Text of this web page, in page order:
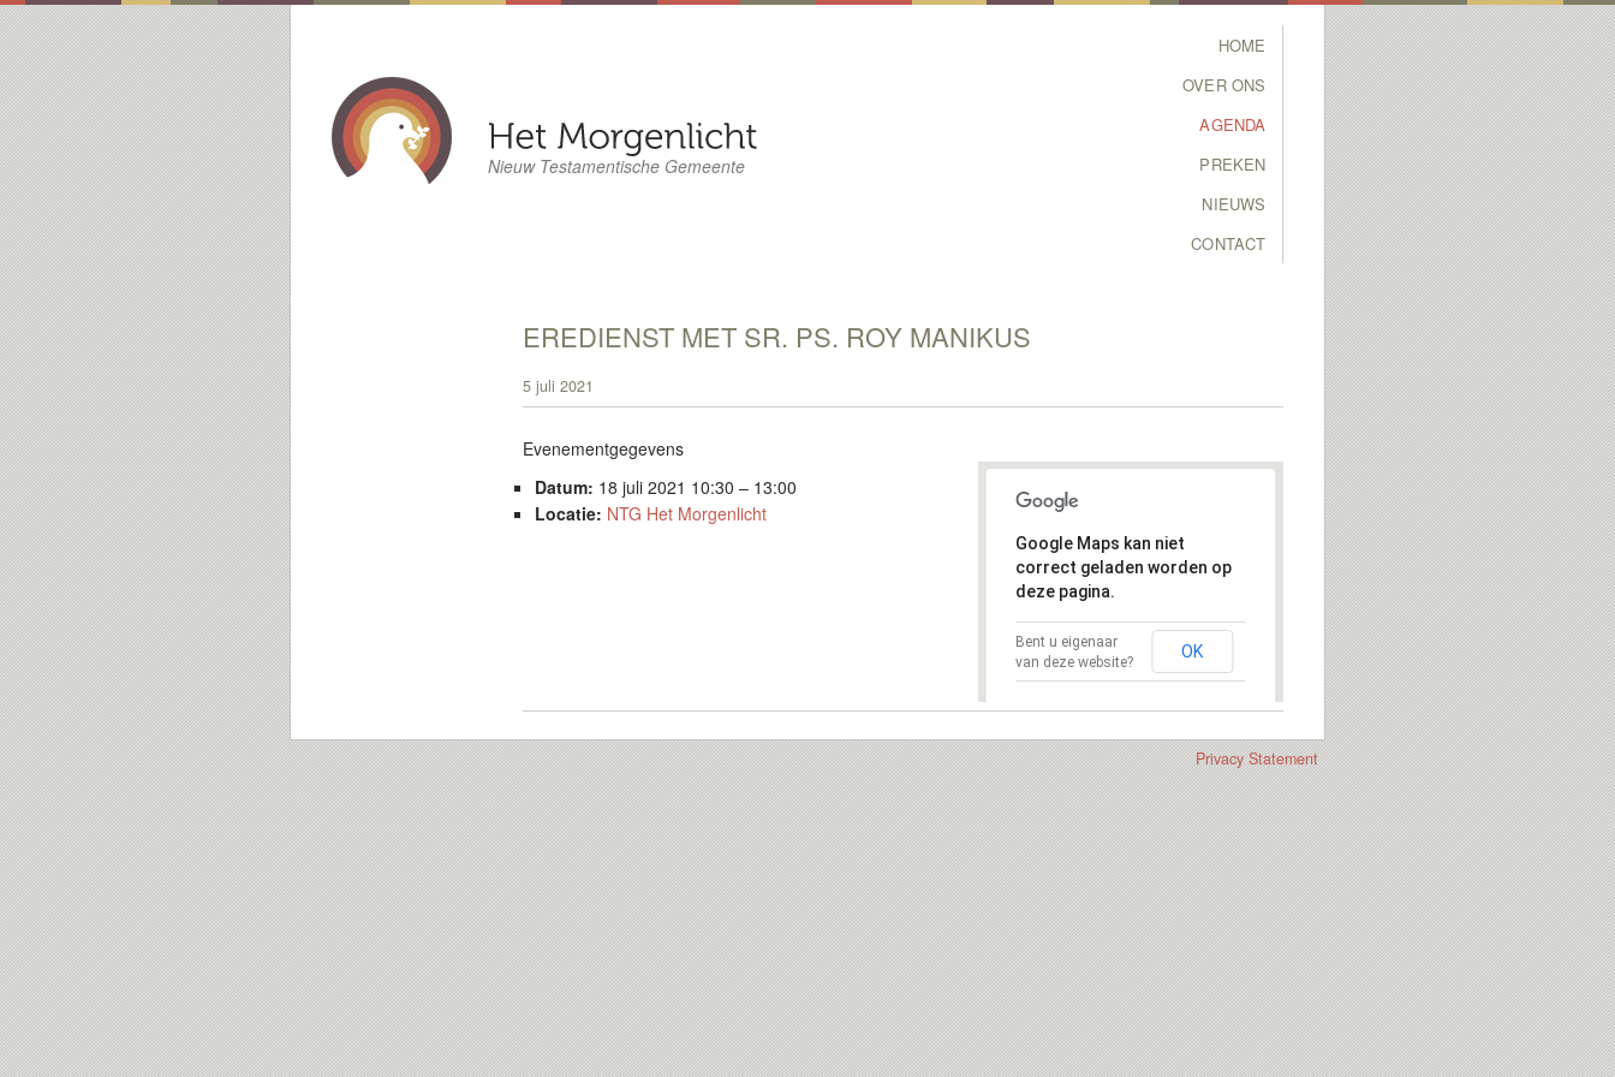
Nieuw Testamentische Gemeente
SKIP TO PRIMARY
CONTENT
SKIP TO SECONDARY
CONTENT
HOME
OVER ONS
AGENDA
PREKEN
NIEUWS
CONTACT
EREDIENST MET SR. PS. ROY MANIKUS
5 juli 2021
Evenementgegevens
Datum: 18 juli 2021 10:30 – 13:00
Locatie: NTG Het Morgenlicht
Google Maps kan niet
correct geladen worden op
deze pagina.
Bent u eigenaar
van deze website?
OK
Privacy Statement